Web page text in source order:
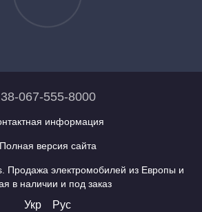
067-555-8000
информация
Полная версия сайта
Продажа электромобилей из Европы и
в наличии и под заказ
Укр Рус